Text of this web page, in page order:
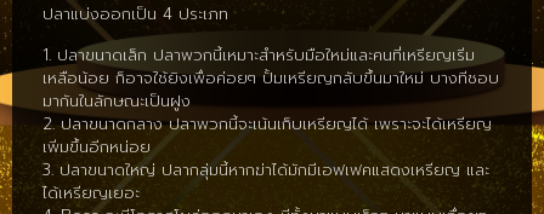
ปลาแบ่งออกเป็น 4 ประเภท
1. ปลาขนาดเล็ก ปลาพวกนี้เหมาะสำหรับมือใหม่และคนที่เหรียญเริ่ม
เหลือน้อย ก็อาจใช้ยิงเพื่อค่อยๆ ปั้มเหรียญกลับขึ้นมาใหม่ บางทีชอบ
มากันในลักษณะเป็นฝูง
2. ปลาขนาดกลาง ปลาพวกนี้จะเน้นเก็บเหรียญได้ เพราะจะได้เหรียญ
เพิ่มขึ้นอีกหน่อย
3. ปลาขนาดใหญ่ ปลากลุ่มนี้หากฆ่าได้มักมีเอฟเฟคแสดงเหรียญ และ
ได้เหรียญเยอะ